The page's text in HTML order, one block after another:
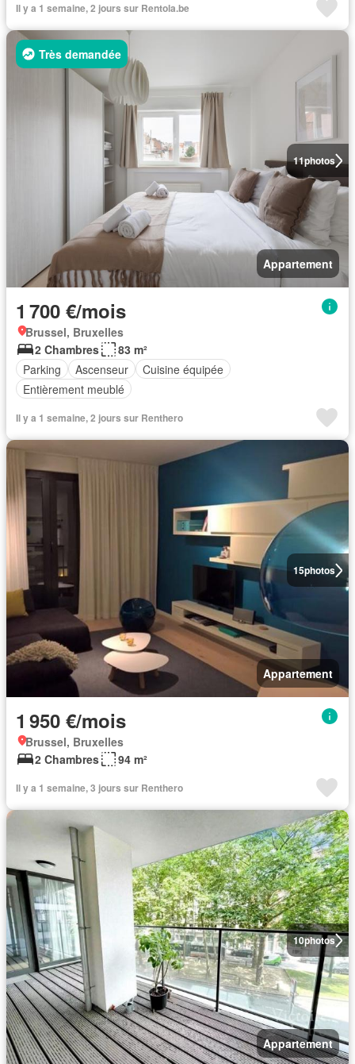
Il y a 1 semaine, 2 jours sur Rentola.be
11photos
Très demandée
Appartement
1 700 €/mois
Brussel, Bruxelles
2 Chambres
83 m²
Parking
Ascenseur
Cuisine équipée
Entièrement meublé
Il y a 1 semaine, 2 jours sur Renthero
15photos
Appartement
1 950 €/mois
Brussel, Bruxelles
2 Chambres
94 m²
Il y a 1 semaine, 3 jours sur Renthero
10photos
Appartement